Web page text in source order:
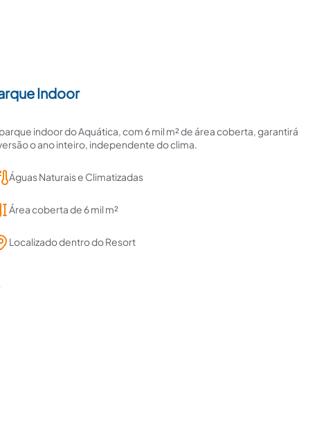
Indoor
indoor do Aquática, com 6 mil m² de área coberta, garantirá
o ano inteiro, independente do clima.
Águas Naturais e Climatizadas
Área coberta de 6 mil m²
Localizado dentro do Resort